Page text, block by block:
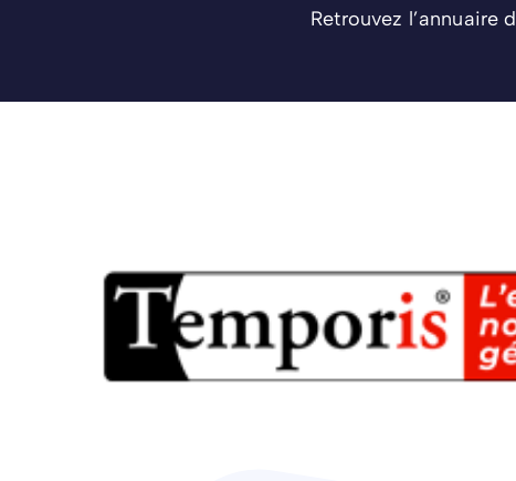
Retrouvez l’annuaire